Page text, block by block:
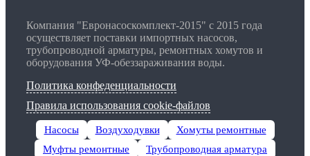
Компания "Евронасоскомплект-2015" с 2015 года
осуществляет поставки импортных насосов,
трубопроводной арматуры, ремонтных хомутов и
оборудования УФ-обеззараживания воды.
Политика конфеденциальности
Правила использования cookie-файлов
Насосы Воздуходувки
Хомуты ремонтные
Муфты ремонтные
Трубопроводная арматура